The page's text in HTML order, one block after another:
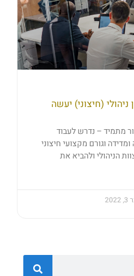
(חיצוני) יעשה
מתמיד – נדרש לעבוד
וגורם מקצועי חיצוני
הניהולי ולהביא את